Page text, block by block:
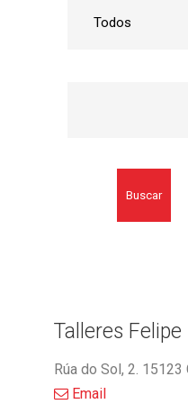
Buscar
Talleres Felipe
Rúa do Sol, 2.
Email